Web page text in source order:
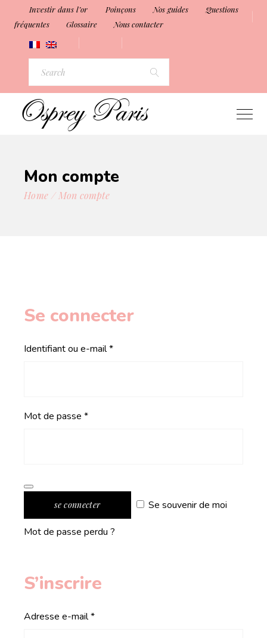
Investir dans l’or Poinçons Nos guides
Questions
fréquentes
Glossaire Nous contacter
for:
Mon compte
Home Mon compte
Se connecter
Identifiant ou e-mail*Obligatoire
Mot de passe*Obligatoire
Se souvenir de moi
se connecter
Mot de passe perdu ?
S’inscrire
Adresse e-mail*Obligatoire